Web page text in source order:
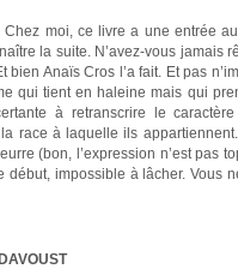
moi, ce livre a une entrée
la suite. N’avez-vous jamais
bien Anaïs Cros l’a fait. Et pas
qui tient en haleine mais qui
à retranscrire le
race à laquelle ils
(bon, l’expression n’est pas
impossible à lâcher. Vous